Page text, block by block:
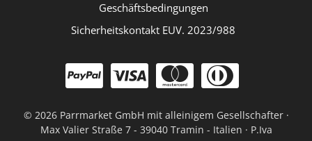
Geschäftsbedingungen
Sicherheitskontakt EUV. 2023/988
© 2026 Parrmarket GmbH mit alleinigem Gesellschafter ·
Max Valier Straße 7 - 39040 Tramin - Italien · P.Iva